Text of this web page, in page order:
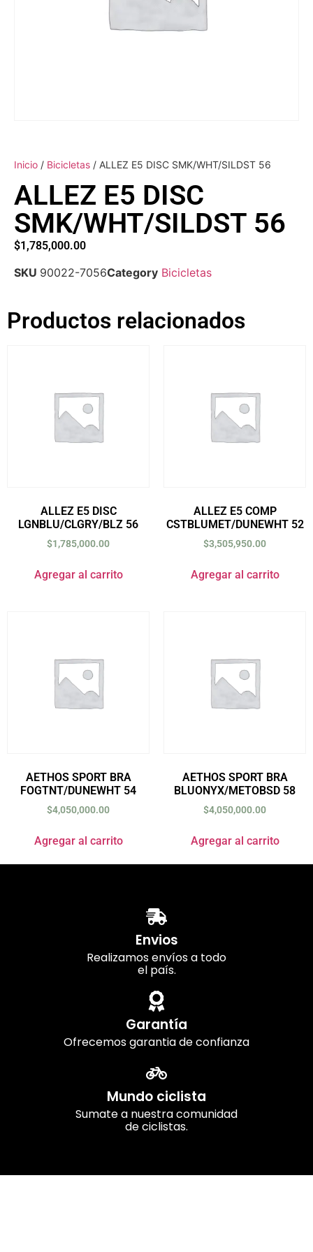
Inicio / Bicicletas / ALLEZ E5 DISC SMK/WHT/SILDST 56
ALLEZ E5 DISC
SMK/WHT/SILDST 56
$1,785,000.00
SKU 90022-7056Category Bicicletas
Productos relacionados
ALLEZ E5 DISC
LGNBLU/CLGRY/BLZ 56
$1,785,000.00
Agregar al carrito
ALLEZ E5 COMP
CSTBLUMET/DUNEWHT 52
$3,505,950.00
Agregar al carrito
AETHOS SPORT BRA
FOGTNT/DUNEWHT 54
$4,050,000.00
Agregar al carrito
AETHOS SPORT BRA
BLUONYX/METOBSD 58
$4,050,000.00
Agregar al carrito
Envios
Realizamos envíos a todo
el país.
Garantía
Ofrecemos garantia de confianza
Mundo ciclista
Sumate a nuestra comunidad
de ciclistas.